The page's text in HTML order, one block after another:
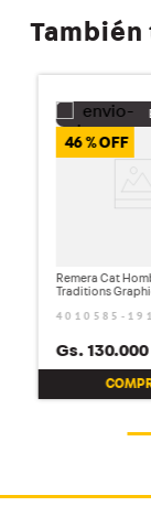
46 %
Remera Cat
Traditions
4010585-
Gs. 130.000